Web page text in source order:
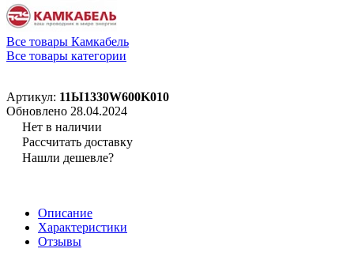
Все товары Камкабель
Все товары категории
Артикул: 11Ы1330W600K010
Обновлено 28.04.2024
Нет в наличии
Рассчитать доставку
Нашли дешевле?
Описание
Характеристики
Отзывы